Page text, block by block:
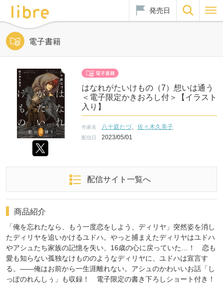
発売日
電子書籍
はなれがたいけもの（7）想いは通う
＜電子限定かきおろし付＞【イラスト
入り】
作家名 八十庭たづ、 佐々木久美子
配信日 2023/05/01
配信サイト一覧へ
商品紹介
「俺を忘れたなら、もう一度恋をしよう、ディリヤ」突然姿を消し
たディリヤを追いかけるユドハ。やっと捕まえたディリヤはユドハ
やアシュたち家族の記憶を失い、16歳の心に戻っていた…！ 恋も
愛も知らない孤独なけもののようなディリヤに、ユドハは宣言す
る。――俺はお前から一生涯離れない。アシュのかわいいお話「し
っぽのれんしぅ」も収録！ 電子限定の書き下ろしショート付き！